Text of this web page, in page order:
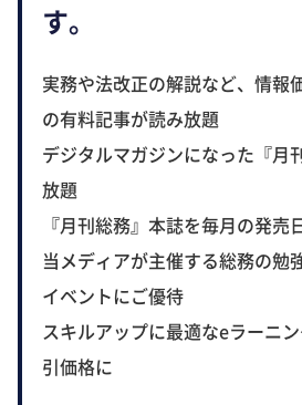
す。
実務や法改正の解説など、情報
の有料記事が読み放題
デジタルマガジンになった『月
放題
『月刊総務』本誌を毎月の発売
当メディアが主催する総務の勉
イベントにご優待
スキルアップに最適なeラーニ
引価格に